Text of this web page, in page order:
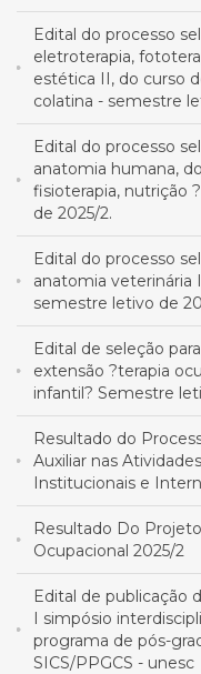
Edital do processo
eletroterapia,
estética II, do curso
colatina - semestre
Edital do processo
anatomia humana,
fisioterapia, nutrição
de 2025/2.
Edital do processo
anatomia veterinária
semestre letivo de
Edital de seleção
extensão ?terapia
infantil? Semestre
Resultado do
Auxiliar nas
Institucionais e
Resultado Do
Ocupacional 2025/2
Edital de publicação
I simpósio
programa de pós-
SICS/PPGCS - unesc